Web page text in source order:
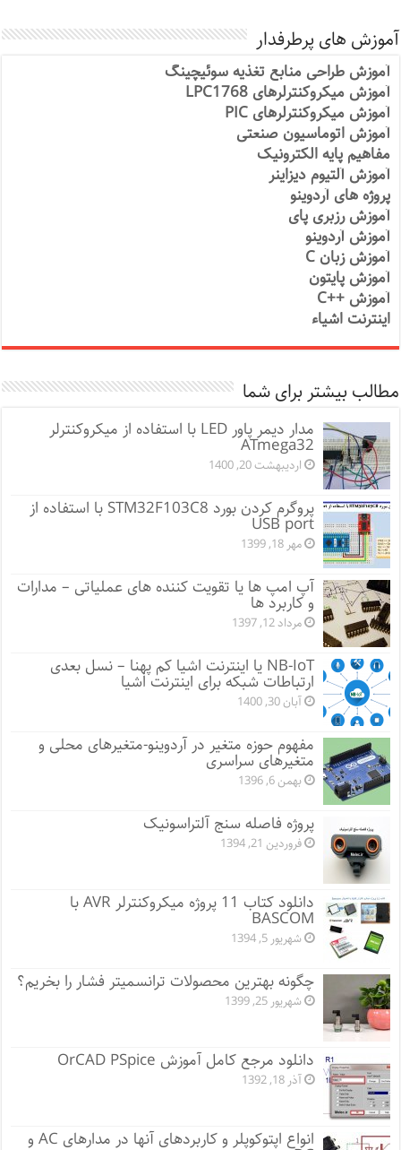
آموزش های پرطرفدار
آموزش طراحی منابع تغذیه سوئیچینگ
آموزش میکروکنترلرهای LPC1768
آموزش میکروکنترلرهای PIC
آموزش اتوماسیون صنعتی
مفاهیم پایه الکترونیک
آموزش آلتیوم دیزاینر
پروژه های آردوینو
آموزش رزبری پای
آموزش آردوینو
آموزش زبان C
آموزش پایتون
آموزش ++C
اینترنت اشیاء
مطالب بیشتر برای شما
مدار دیمر پاور LED با استفاده از میکروکنترلر
ATmega32
اردیبهشت 20, 1400
پروگرم کردن بورد STM32F103C8 با استفاده از
USB port
مهر 18, 1399
آپ امپ ها یا تقویت کننده های عملیاتی – مدارات
و کاربرد ها
مرداد 12, 1397
NB-IoT یا اینترنت اشیا کم پهنا – نسل بعدی
ارتباطات شبکه برای اینترنت اشیا
آبان 30, 1400
مفهوم حوزه متغیر در آردوینو-متغیرهای محلی و
متغیرهای سراسری
بهمن 6, 1396
پروژه فاصله سنج آلتراسونیک
فروردین 21, 1394
دانلود کتاب 11 پروژه میکروکنترلر AVR با
BASCOM
شهریور 5, 1394
چگونه بهترین محصولات ترانسمیتر فشار را بخریم؟
شهریور 25, 1399
دانلود مرجع کامل آموزش OrCAD PSpice
آذر 18, 1392
انواع اپتوکوپلر و کاربردهای آنها در مدارهای AC و